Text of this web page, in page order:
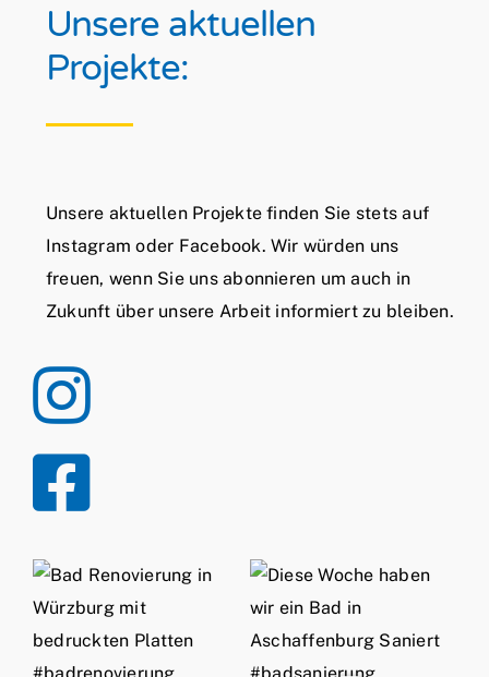
Unsere aktuellen
Projekte:
Unsere aktuellen Projekte finden Sie stets auf
Instagram oder Facebook. Wir würden uns
freuen, wenn Sie uns abonnieren um auch in
Zukunft über unsere Arbeit informiert zu bleiben.